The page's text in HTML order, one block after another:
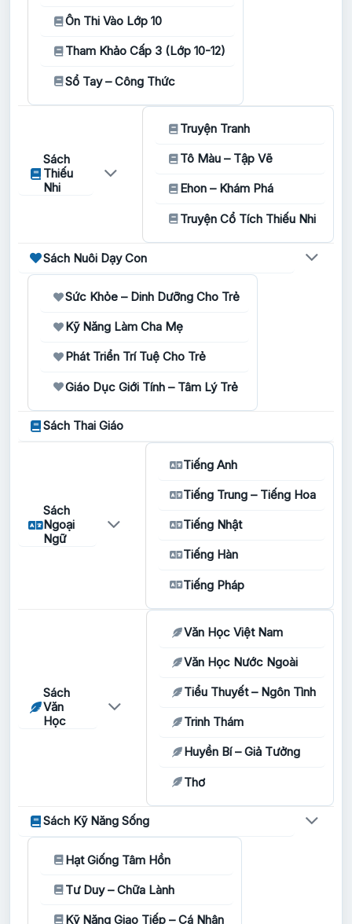
Ôn Thi Vào Lớp 10
Tham Khảo Cấp 3 (Lớp 10-12)
Sổ Tay – Công Thức
Sách
Thiếu
Nhi
Truyện Tranh
Tô Màu – Tập Vẽ
Ehon – Khám Phá
Truyện Cổ Tích Thiếu Nhi
Sách Nuôi Dạy Con
Sức Khỏe – Dinh Dưỡng Cho Trẻ
Kỹ Năng Làm Cha Mẹ
Phát Triển Trí Tuệ Cho Trẻ
Giáo Dục Giới Tính – Tâm Lý Trẻ
Sách Thai Giáo
Sách
Ngoại
Ngữ
Tiếng Anh
Tiếng Trung – Tiếng Hoa
Tiếng Nhật
Tiếng Hàn
Tiếng Pháp
Sách
Văn
Học
Văn Học Việt Nam
Văn Học Nước Ngoài
Tiểu Thuyết – Ngôn Tình
Trinh Thám
Huyền Bí – Giả Tưởng
Thơ
Sách Kỹ Năng Sống
Hạt Giống Tâm Hồn
Tư Duy – Chữa Lành
Kỹ Năng Giao Tiếp – Cá Nhân